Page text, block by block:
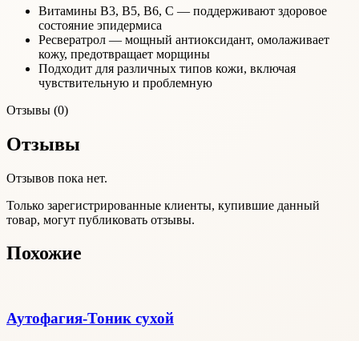
Витамины В3, В5, B6, С — поддерживают здоровое
состояние эпидермиса
Ресвератрол — мощный антиоксидант, омолаживает
кожу, предотвращает морщины
Подходит для различных типов кожи, включая
чувствительную и проблемную
Отзывы (0)
Отзывы
Отзывов пока нет.
Только зарегистрированные клиенты, купившие данный
товар, могут публиковать отзывы.
Похожие
Аутофагия-Тоник сухой